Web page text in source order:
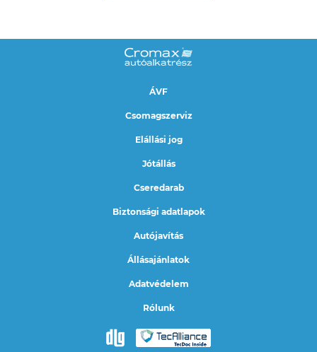
ÁVF
Csomagszerviz
Elállási jog
Jótállás
Cseredarab
Biztonsági adatlapok
Autójavítás
Állásajánlatok
Adatvédelem
Rólunk